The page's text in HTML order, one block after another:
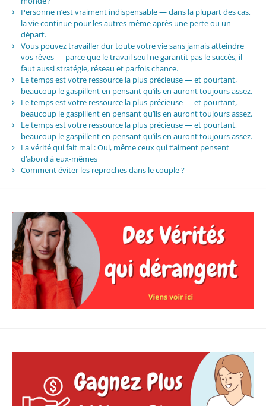
Personne n’est vraiment indispensable — dans la plupart des cas,
la vie continue pour les autres même après une perte ou un
départ.
Vous pouvez travailler dur toute votre vie sans jamais atteindre
vos rêves — parce que le travail seul ne garantit pas le succès, il
faut aussi stratégie, réseau et parfois chance.
Le temps est votre ressource la plus précieuse — et pourtant,
beaucoup le gaspillent en pensant qu’ils en auront toujours assez.
Le temps est votre ressource la plus précieuse — et pourtant,
beaucoup le gaspillent en pensant qu’ils en auront toujours assez.
Le temps est votre ressource la plus précieuse — et pourtant,
beaucoup le gaspillent en pensant qu’ils en auront toujours assez.
La vérité qui fait mal : Oui, même ceux qui t’aiment pensent
d’abord à eux-mêmes
Comment éviter les reproches dans le couple ?